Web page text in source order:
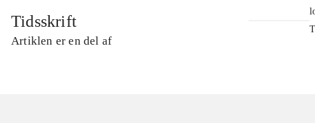
Tidsskrift
Artiklen er en del af